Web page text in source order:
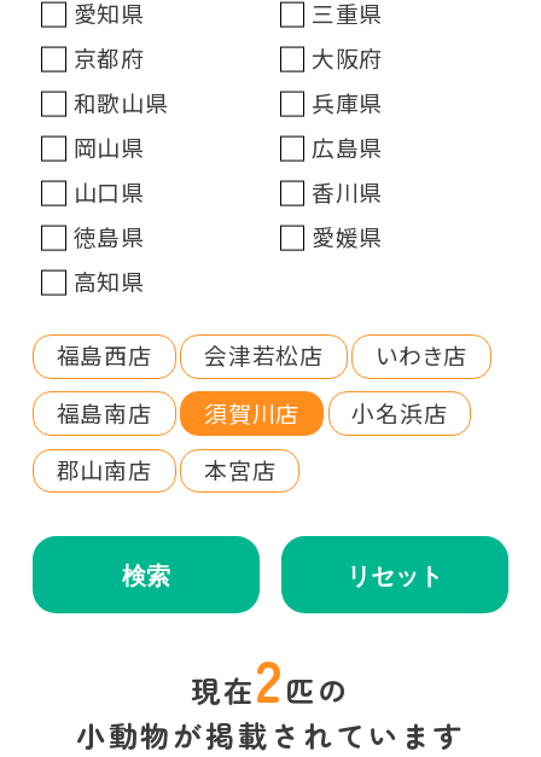
愛知県
三重県
京都府
大阪府
和歌山県
兵庫県
岡山県
広島県
山口県
香川県
徳島県
愛媛県
高知県
福島西店 会津若松店
いわき店
福島南店
須賀川店
小名浜店
郡山南店
本宮店
検索 リセット
現在2匹の
小動物が掲載されています